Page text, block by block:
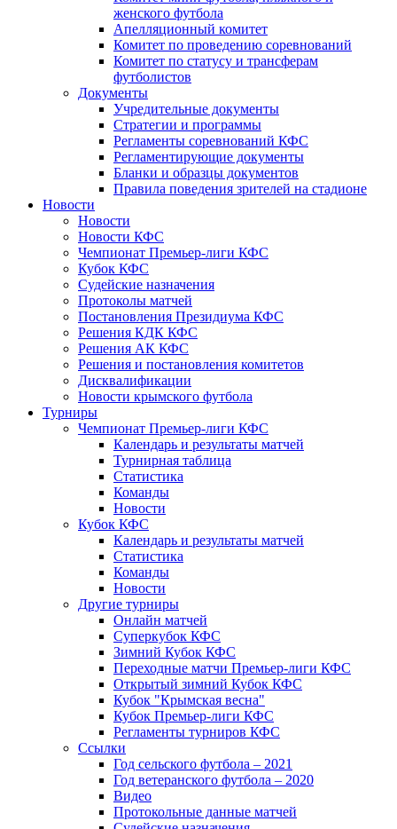
женского футбола
Апелляционный комитет
Комитет по проведению соревнований
Комитет по статусу и трансферам
футболистов
Документы
Учредительные документы
Стратегии и программы
Регламенты соревнований КФС
Регламентирующие документы
Бланки и образцы документов
Правила поведения зрителей на стадионе
Новости
Новости
Новости КФС
Чемпионат Премьер-лиги КФС
Кубок КФС
Судейские назначения
Протоколы матчей
Постановления Президиума КФС
Решения КДК КФС
Решения АК КФС
Решения и постановления комитетов
Дисквалификации
Новости крымского футбола
Турниры
Чемпионат Премьер-лиги КФС
Календарь и результаты матчей
Турнирная таблица
Статистика
Команды
Новости
Кубок КФС
Календарь и результаты матчей
Статистика
Команды
Новости
Другие турниры
Онлайн матчей
Суперкубок КФС
Зимний Кубок КФС
Переходные матчи Премьер-лиги КФС
Открытый зимний Кубок КФС
Кубок "Крымская весна"
Кубок Премьер-лиги КФС
Регламенты турниров КФС
Ссылки
Год сельского футбола – 2021
Год ветеранского футбола – 2020
Видео
Протокольные данные матчей